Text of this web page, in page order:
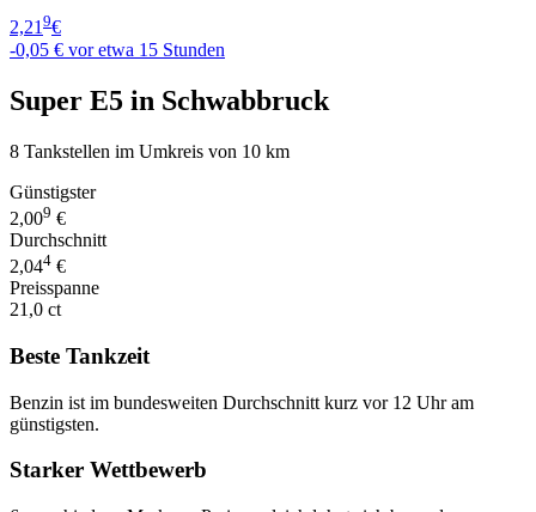
2,219€
-0,05 € vor etwa 15 Stunden
Super E5 in Schwabbruck
8 Tankstellen im Umkreis von 10 km
Günstigster
2,009 €
Durchschnitt
2,044 €
Preisspanne
21,0 ct
Beste Tankzeit
Benzin ist im bundesweiten Durchschnitt kurz vor 12 Uhr am
günstigsten.
Starker Wettbewerb